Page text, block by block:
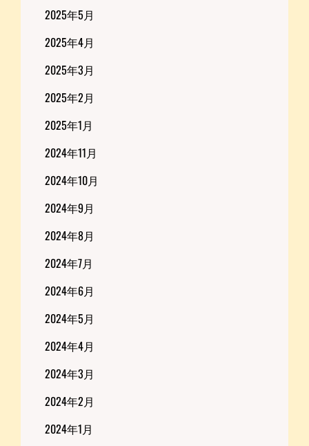
2025年5月
2025年4月
2025年3月
2025年2月
2025年1月
2024年11月
2024年10月
2024年9月
2024年8月
2024年7月
2024年6月
2024年5月
2024年4月
2024年3月
2024年2月
2024年1月